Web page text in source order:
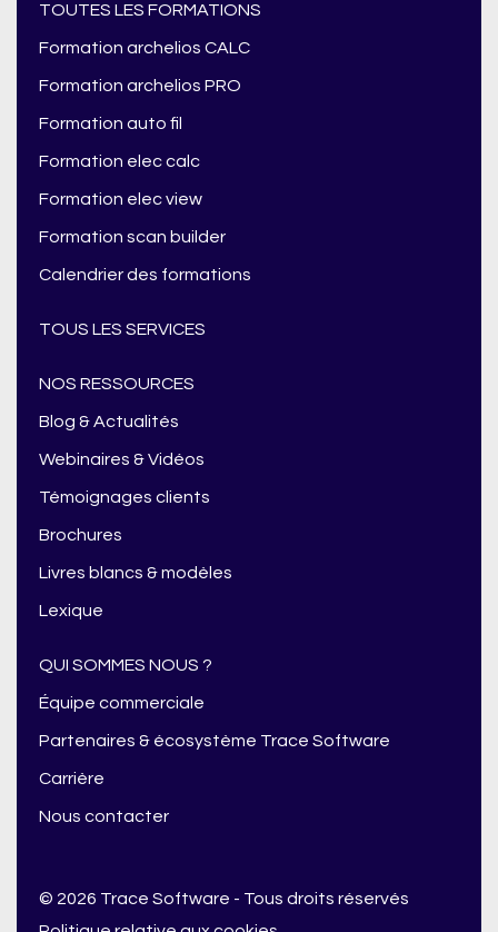
TOUTES LES FORMATIONS
Formation archelios CALC
Formation archelios PRO
Formation auto fil
Formation elec calc
Formation elec view
Formation scan builder
Calendrier des formations
TOUS LES SERVICES
NOS RESSOURCES
Blog & Actualités
Webinaires & Vidéos
Témoignages clients
Brochures
Livres blancs & modèles
Lexique
QUI SOMMES NOUS ?
Équipe commerciale
Partenaires & écosystème Trace Software
Carrière
Nous contacter
© 2026 Trace Software - Tous droits réservés